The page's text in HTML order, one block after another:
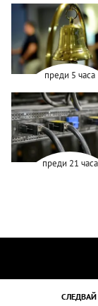
преди 5 часа
преди 21 часа